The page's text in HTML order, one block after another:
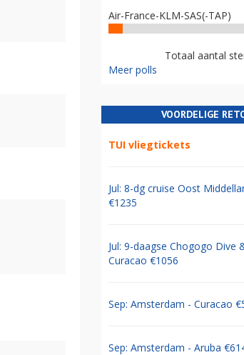
Air-France-KLM-SAS(-TAP)
Totaal aantal
Meer polls
VOORDELIGE
TUI vliegtickets
Jul: 8-dg cruise Oost
€1235
Jul: 9-daagse Chogogo Dive
Curacao €1056
Sep: Amsterdam - Curacao
Sep: Amsterdam - Aruba